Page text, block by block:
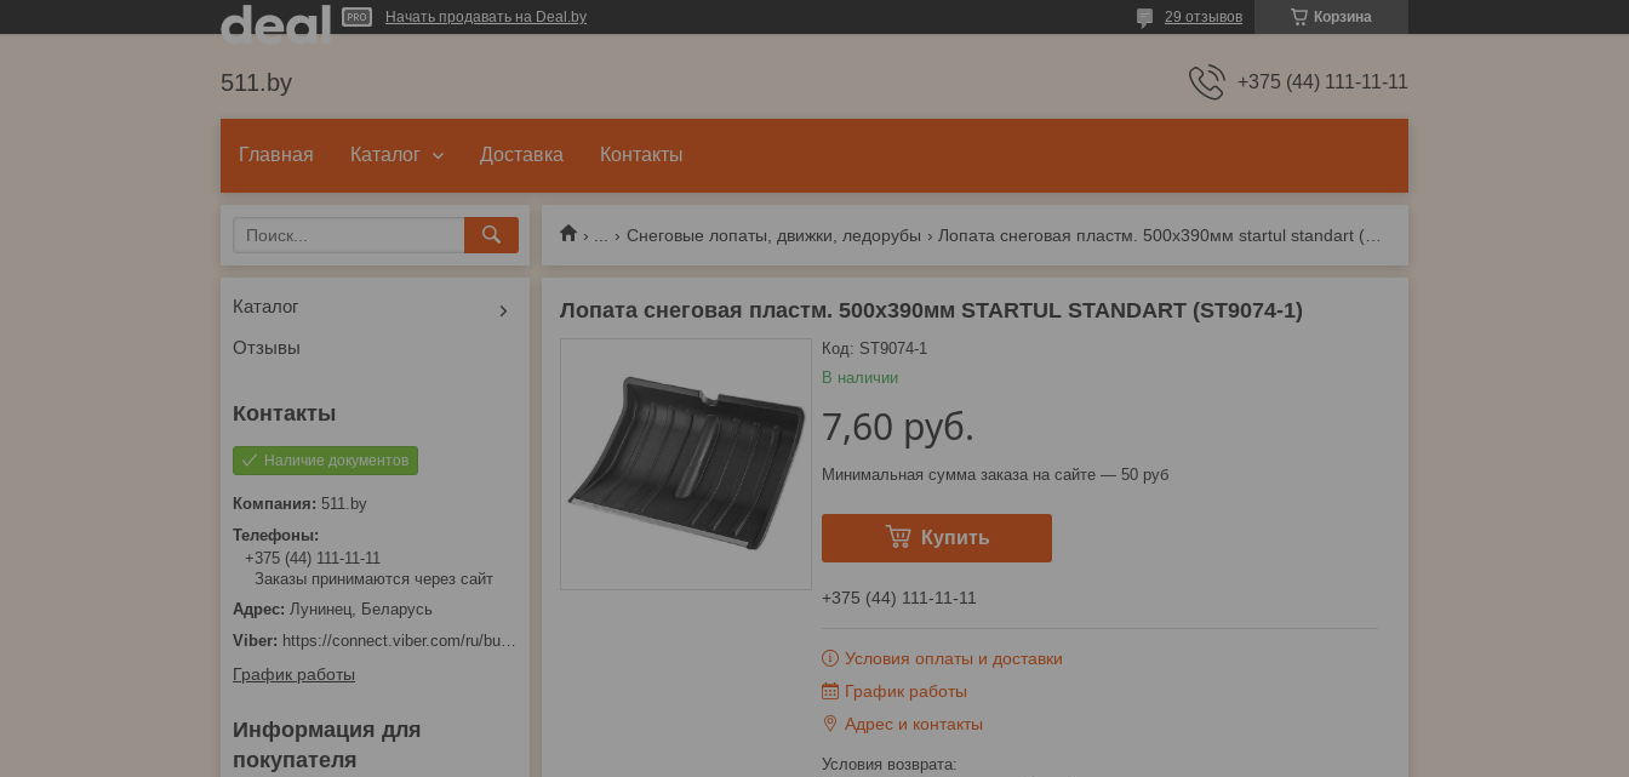
Начать продавать на Deal.by Корзина
29 отзывов
511.by +375 (44) 111-11-11
Главная Каталог Доставка Контакты
Снеговые лопаты, движки, ледорубы
Лопата снеговая пластм. 500х390мм STARTUL STANDART (ST9074-1)
В наличии
Код: ST9074-1
7,60 руб.
Минимальная сумма заказа на сайте — 50 руб
Купить
+375 (44) 111-11-11
Условия оплаты и доставки
График работы
Адрес и контакты
Каталог
Отзывы
Наличие документов
511.by
+375 (44) 111-11-11
Заказы принимаются через сайт
Лунинец, Беларусь
https://connect.viber.com/ru/business/1d480fbc-bd61-11ef-8513-eab83dfd23fa
График работы
Информация для
покупателя